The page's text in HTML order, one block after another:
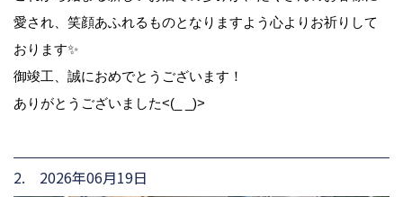
愛され、笑顔あふれるものとなりますよう心よりお祈りして
おります✨
御竣工、誠におめでとうございます！
ありがとうございました<(_ _)>
2. 2026年06月19日